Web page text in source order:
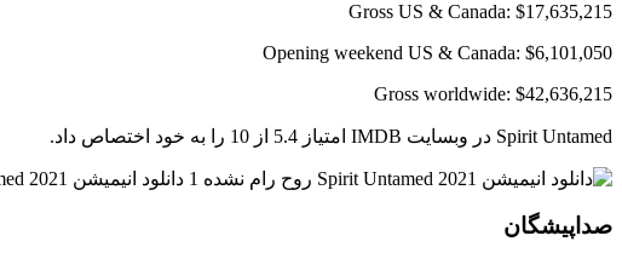
Gross US & Canada: $17,635,215
Opening weekend US & Canada: $6,101,050
Gross worldwide: $42,636,215
Spirit Untamed در وبسایت IMDB امتیاز 5.4 از 10 را به خود اختصاص داد.
صداپیشگان